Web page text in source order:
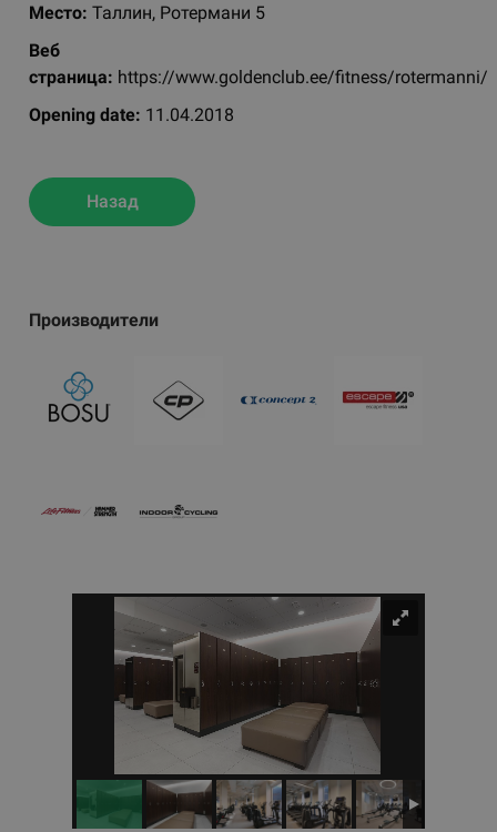
Производители
Место: Таллин, Ротермани 5
Веб
страницa: https://www.goldenclub.ee/fitness/rotermanni/
Opening date: 11.04.2018
Назад